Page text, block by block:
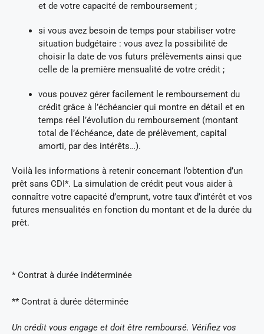
et de votre capacité de remboursement ;
si vous avez besoin de temps pour stabiliser votre
situation budgétaire : vous avez la possibilité de
choisir la date de vos futurs prélèvements ainsi que
celle de la première mensualité de votre crédit ;
vous pouvez gérer facilement le remboursement du
crédit grâce à l’échéancier qui montre en détail et en
temps réel l’évolution du remboursement (montant
total de l’échéance, date de prélèvement, capital
amorti, par des intérêts…).
Voilà les informations à retenir concernant l’obtention d’un
prêt sans CDI*. La simulation de crédit peut vous aider à
connaître votre capacité d’emprunt, votre taux d’intérêt et vos
futures mensualités en fonction du montant et de la durée du
prêt.
* Contrat à durée indéterminée
** Contrat à durée déterminée
Un crédit vous engage et doit être remboursé. Vérifiez vos